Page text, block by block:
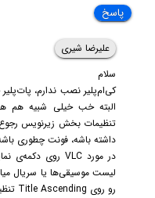
پاسخ
علیرضا شیری
سلام
کی‌ام‌پلیر نصب ندارم،
تنظیمات بخش زیرنویس رجوع
داشته باشه، فونت چطوری
رو روی Title Ascending تنظیم کنید.